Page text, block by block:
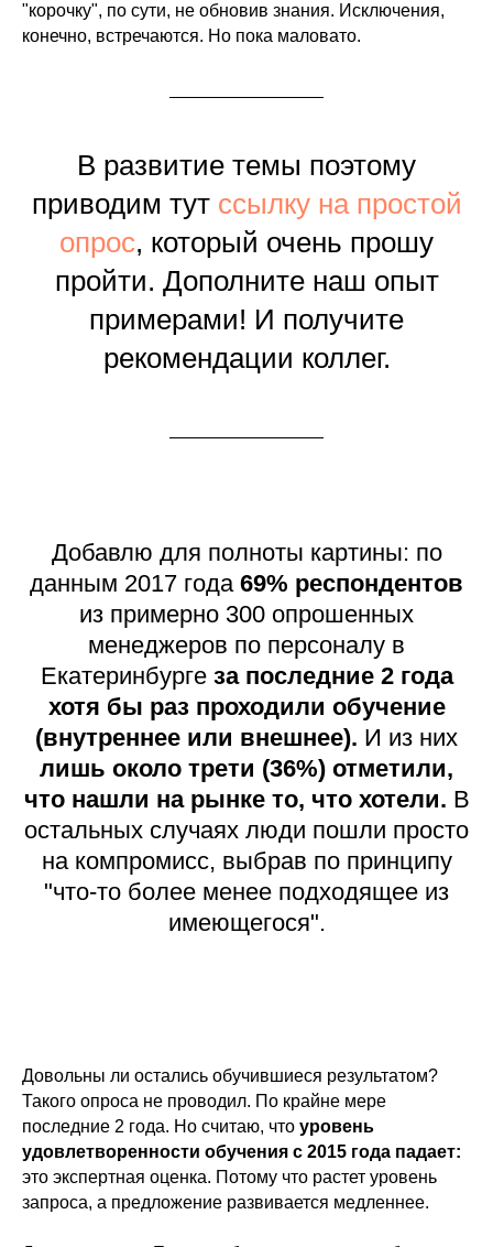
"корочку", по сути, не обновив знания. Исключения,
конечно, встречаются. Но пока маловато.
В развитие темы поэтому
приводим тут ссылку на простой
опрос, который очень прошу
пройти. Дополните наш опыт
примерами! И получите
рекомендации коллег.
Добавлю для полноты картины: по
данным 2017 года 69% респондентов
из примерно 300 опрошенных
менеджеров по персоналу в
Екатеринбурге за последние 2 года
хотя бы раз проходили обучение
(внутреннее или внешнее). И из них
лишь около трети (36%) отметили,
что нашли на рынке то, что хотели. В
остальных случаях люди пошли просто
на компромисс, выбрав по принципу
"что-то более менее подходящее из
имеющегося".
Довольны ли остались обучившиеся результатом?
Такого опроса не проводил. По крайне мере
последние 2 года. Но считаю, что уровень
удовлетворенности обучения с 2015 года падает:
это экспертная оценка. Потому что растет уровень
запроса, а предложение развивается медленнее.